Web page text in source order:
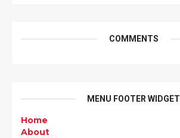
COMMENTS
MENU FOOTER WIDGET
Home
About